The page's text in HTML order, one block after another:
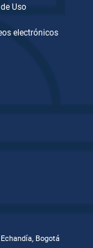
Uso
electrónicos
Bogotá